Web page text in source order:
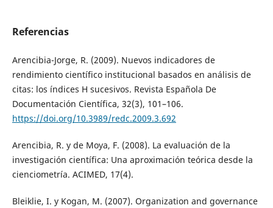
Referencias
Arencibia-Jorge, R. (2009). Nuevos indicadores de
rendimiento científico institucional basados en análisis de
citas: los índices H sucesivos. Revista Española De
Documentación Científica, 32(3), 101–106.
https://doi.org/10.3989/redc.2009.3.692
Arencibia, R. y de Moya, F. (2008). La evaluación de la
investigación científica: Una aproximación teórica desde la
cienciometría. ACIMED, 17(4).
Bleiklie, I. y Kogan, M. (2007). Organization and governance